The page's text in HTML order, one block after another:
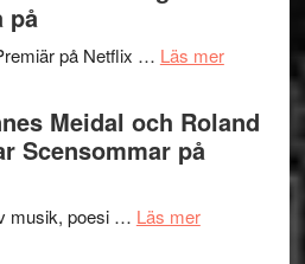
–
Delvis
bortom
terräng
på
på Netflix … Läs merom
–
Meidal och Roland
Scensommar på
musik, poesi … Läs merom